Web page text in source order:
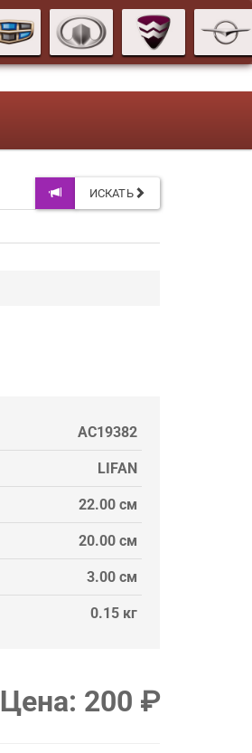
ИСКАТЬ
AC19382
LIFAN
22.00 см
20.00 см
3.00 см
0.15 кг
Цена: 200 ₽